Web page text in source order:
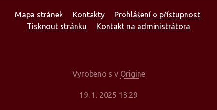
Mapa stránek Kontakty
Prohlášení o přístupnosti
Tisknout stránku
Kontakt na administrátora
Vyrobeno s v Origine
19. 1. 2025 18:29